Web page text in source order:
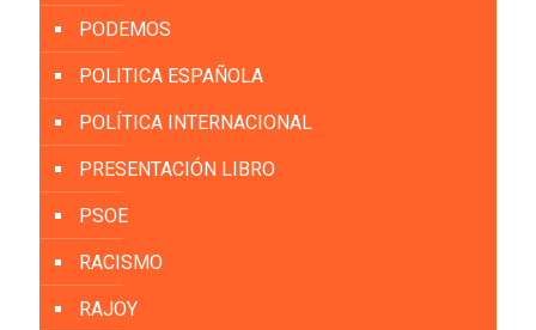
PODEMOS
POLITICA ESPAÑOLA
POLÍTICA INTERNACIONAL
PRESENTACIÓN LIBRO
PSOE
RACISMO
RAJOY